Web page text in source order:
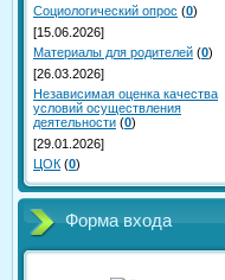
Социологический опрос (0)
[15.06.2026]
Материалы для родителей (0)
[26.03.2026]
Независимая оценка качества
условий осуществления
деятельности (0)
[29.01.2026]
ЦОК (0)
Форма входа